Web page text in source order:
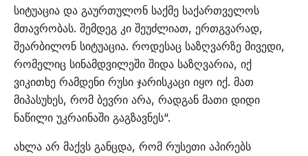
სიტუაცია და გაურთულონ საქმე საქართველოს
მთავრობას. შემდეგ კი შეუძლიათ, ერთგვარად,
შეარბილონ სიტუაცია. როდესაც საზღვარზე მივედი,
რომელიც სინამდვილეში შიდა საზღვარია, იქ
ვიკითხე რამდენი რუსი ჯარისკაცი იყო იქ. მათ
მიპასუხეს, რომ ბევრი არა, რადგან მათი დიდი
ნაწილი უკრაინაში გაგზავნეს“.
ახლა არ მაქვს განცდა, რომ რუსეთი აპირებს